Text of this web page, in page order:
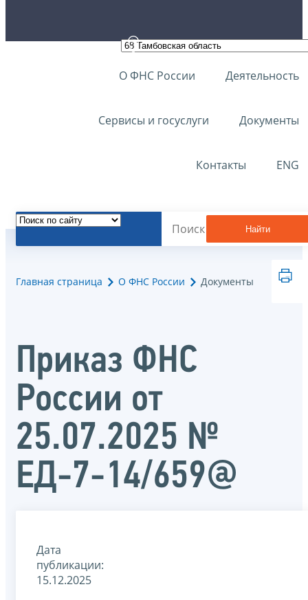
О ФНС России Деятельность
Сервисы и госуслуги Документы
Контакты ENG
Найти
Главная страница О ФНС России Документы
Приказ ФНС
России от
25.07.2025 №
ЕД-7-14/659@
Дата
публикации:
15.12.2025